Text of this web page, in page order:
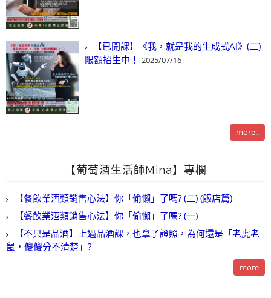
【已開課】《我，就是我的生成式AI》(二)
限額招生中！ 2025/07/16
more..
【葡萄酒生活師Mina】專欄
【餐飲業酒類銷售心法】你「偷懶」了嗎? (二) (飯店篇)
【餐飲業酒類銷售心法】你「偷懶」了嗎? (一)
【不只是品酒】上過品酒課，也拿了證照，為何還是「老虎老
鼠，傻傻分不清楚」?
more